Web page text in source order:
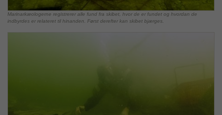
Marinarkæologerne registrerer alle fund fra skibet, hvor de er fundet og hvordan de
indbyrdes er relateret til hinanden. Først derefter kan skibet bjærges.